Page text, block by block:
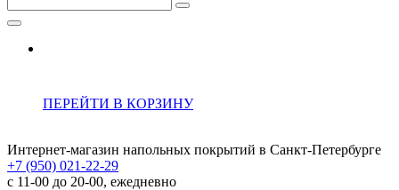
ПЕРЕЙТИ В КОРЗИНУ
Интернет-магазин напольных покрытий в Санкт-Петербурге
+7 (950) 021-22-29
с 11-00 до 20-00, ежедневно